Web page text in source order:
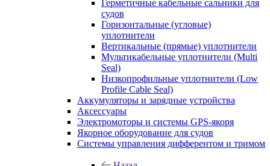
Герметичные кабельные сальники для
судов
Горизонтальные (угловые)
уплотнители
Вертикальные (прямые) уплотнители
Мультикабельные уплотнители (Multi
Seal)
Низкопрофильные уплотнители (Low
Profile Cable Seal)
Аккумуляторы и зарядные устройства
Аксессуары
Электромоторы и системы GPS-якоря
Якорное оборудование для судов
Системы управления дифферентом и тримом